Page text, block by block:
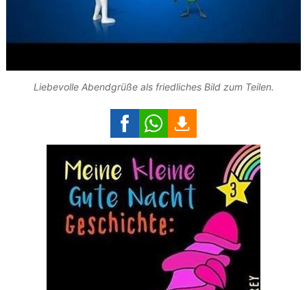
Liebevolle Abendgrüße als friedliches Bild zum Teilen.